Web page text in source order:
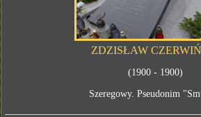
ZDZISŁAW
(1900 - 1900)
Szeregowy. Pseudonim